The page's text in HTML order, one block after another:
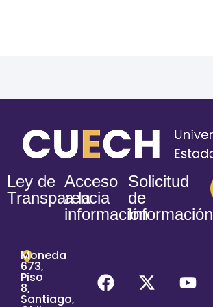
Ley de
Transparencia
Acceso
a la
información
Solicitud
de
Información
Moneda
673,
Piso
8,
Santiago,